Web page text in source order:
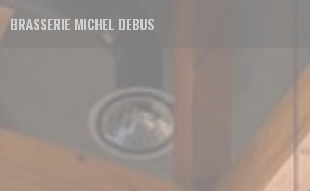
Πίνακας διαχείρισης "Μπισκότων" (Cookies)
BRASSERIE MICHEL DEBUS